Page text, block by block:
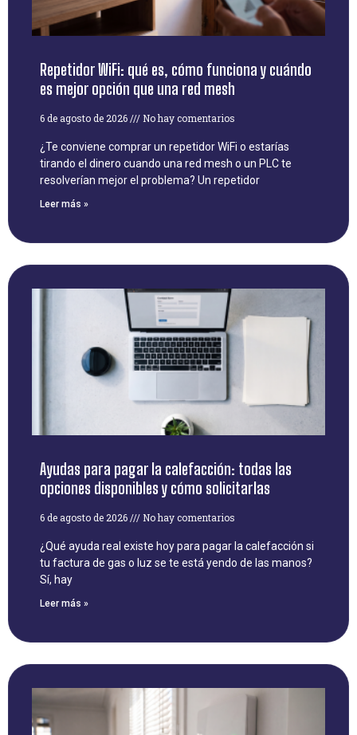
Repetidor WiFi: qué es, cómo funciona y cuándo
es mejor opción que una red mesh
6 de agosto de 2026 No hay comentarios
¿Te conviene comprar un repetidor WiFi o estarías
tirando el dinero cuando una red mesh o un PLC te
resolverían mejor el problema? Un repetidor
Leer más »
Ayudas para pagar la calefacción: todas las
opciones disponibles y cómo solicitarlas
6 de agosto de 2026 No hay comentarios
¿Qué ayuda real existe hoy para pagar la calefacción si
tu factura de gas o luz se te está yendo de las manos?
Sí, hay
Leer más »